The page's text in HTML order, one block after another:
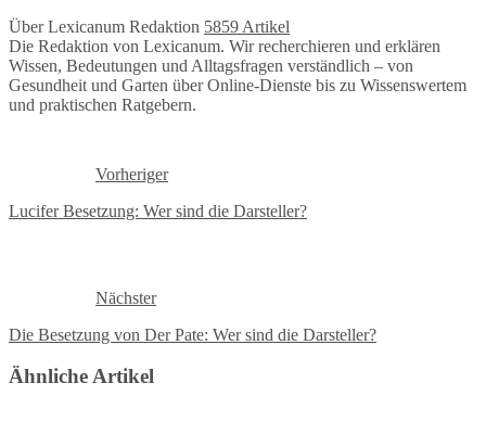
Über Lexicanum Redaktion 5859 Artikel
Die Redaktion von Lexicanum. Wir recherchieren und erklären
Wissen, Bedeutungen und Alltagsfragen verständlich – von
Gesundheit und Garten über Online-Dienste bis zu Wissenswertem
und praktischen Ratgebern.
Vorheriger
Lucifer Besetzung: Wer sind die Darsteller?
Nächster
Die Besetzung von Der Pate: Wer sind die Darsteller?
Ähnliche Artikel